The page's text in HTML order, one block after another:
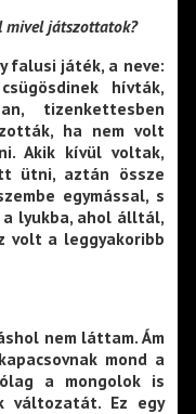
mivel játszottatok?
falusi játék, a neve:
hívták,
tizenkettesben
ha nem volt
Akik kívül voltak,
ütni, aztán össze
egymással, s
lyukba, ahol álltál,
volt a leggyakoribb
nem láttam. Ám
mond a
a mongolok is
változatát. Ez egy